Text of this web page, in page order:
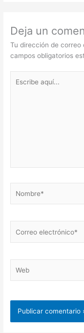
Deja un
Tu dirección de correo
campos obligatorios
aquí...
electrónico*